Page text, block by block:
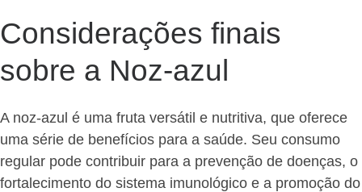
Considerações finais
sobre a Noz-azul
A noz-azul é uma fruta versátil e nutritiva, que oferece
uma série de benefícios para a saúde. Seu consumo
regular pode contribuir para a prevenção de doenças, o
fortalecimento do sistema imunológico e a promoção do